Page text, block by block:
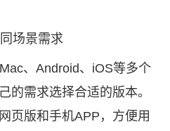
场景需求
、Android、iOS等多个
的需求选择合适的版本。
页版和手机APP，方便用